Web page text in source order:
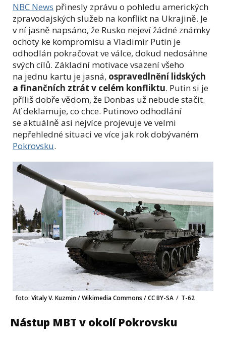
NBC News přinesly zprávu o pohledu amerických
zpravodajských služeb na konflikt na Ukrajině. Je
v ní jasně napsáno, že Rusko nejeví žádné známky
ochoty ke kompromisu a Vladimir Putin je
odhodlán pokračovat ve válce, dokud nedosáhne
svých cílů. Základní motivace vsazení všeho
na jednu kartu je jasná, ospravedlnění lidských
a finančních ztrát v celém konfliktu. Putin si je
příliš dobře vědom, že Donbas už nebude stačit.
Ať deklamuje, co chce. Putinovo odhodlání
se aktuálně asi nejvíce projevuje ve velmi
nepřehledné situaci ve více jak rok dobývaném
Pokrovsku.
foto: Vitaly V. Kuzmin / Wikimedia Commons / CC BY-SA / T-62
Nástup MBT v okolí Pokrovsku